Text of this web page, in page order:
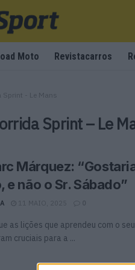
Moto Revistacarros
Sprint - Le Mans
Sprint – Le
Márquez:
e não o Sr. Sábado”
11 MAIO, 2025 0
as lições que aprendeu com o
cruciais para a ...